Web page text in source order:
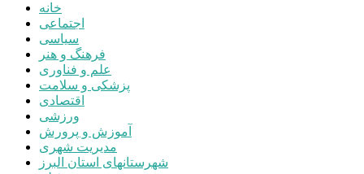
خانه
اجتماعی
سیاسی
فرهنگ و هنر
علم و فناوری
پزشکی و سلامت
اقتصادی
ورزشی
آموزش و پرورش
مدیریت شهری
شهرستانهای استان البرز